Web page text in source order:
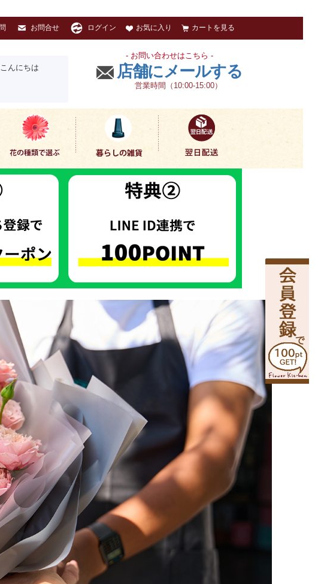
お問合せ ログイン お気に入り カートを見る
んにちは
- お問い合わせはこちら -
店舗にメールする
営業時間（10:00-15:00）